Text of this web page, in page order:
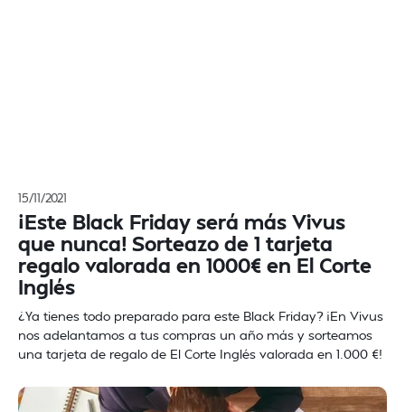
15/11/2021
¡Este Black Friday será más Vivus
que nunca! Sorteazo de 1 tarjeta
regalo valorada en 1000€ en El Corte
Inglés
¿Ya tienes todo preparado para este Black Friday? ¡En Vivus
nos adelantamos a tus compras un año más y sorteamos
una tarjeta de regalo de El Corte Inglés valorada en 1.000 €!